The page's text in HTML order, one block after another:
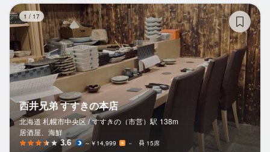
1 / 17
西井兄弟 すすきの本店
北海道 札幌市中央区 / すすきの（市営） 駅 138m
居酒屋、海鮮
3.6 ～￥14,999 － 15席